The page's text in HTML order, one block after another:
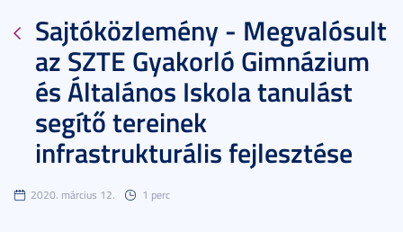
Sajtóközlemény - Megvalósult
az SZTE Gyakorló Gimnázium
és Általános Iskola tanulást
segítő tereinek
infrastrukturális fejlesztése
2020. március 12. 1 perc